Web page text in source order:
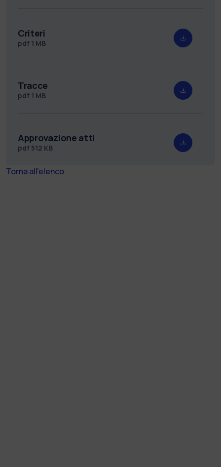
Criteri
pdf 1 MB
Tracce
pdf 1 MB
Approvazione atti
pdf 512 KB
Torna all'elenco